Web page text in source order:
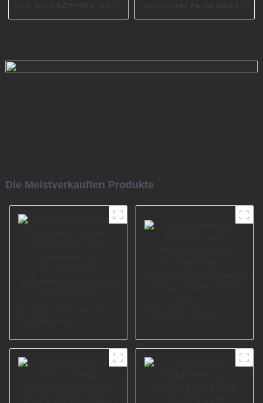
FÜR WOHNZIMMER I3017-
schwarzer Farbe I2603-
Die Meistverkauften Produkte
Silber, DIY-
Schrauben für
abgewinkeltes
goldenes
Metallsofabein